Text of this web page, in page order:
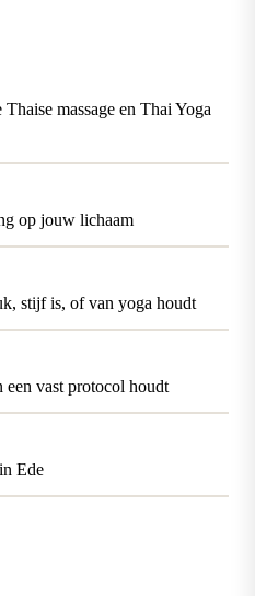
massage en Thai Yoga
op jouw lichaam
stijf is, of van yoga houdt
een vast protocol houdt
Ede